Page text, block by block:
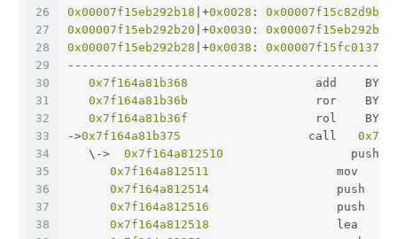
26
27
28
29
30
31
32
33
34
35
36
37
38
0x00007f15eb292b18 |+0x0028 : 0x00007f15c82d9b70
0x00007f15eb292b20 |+0x0030 : 0x00007f15eb292b40
0x00007f15eb292b28 |+0x0038 : 0x00007f15fc013751
0x7f164a81b368
add    BYTE
0x7f164a81b36b
ror    BYTE
0x7f164a81b36f
rol    BYTE
->0x7f164a81b375
                  call
   \->
0x7f164a812510
push
0x7f164a812511
mov
0x7f164a812514
push
0x7f164a812516
push
0x7f164a812518
lea